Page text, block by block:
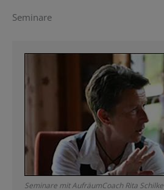
Seminare
Seminare mit AufräumCoach Rita Schilke